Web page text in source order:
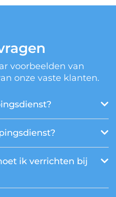
voorbeelden van
onze vaste klanten.
ik verrichten bij